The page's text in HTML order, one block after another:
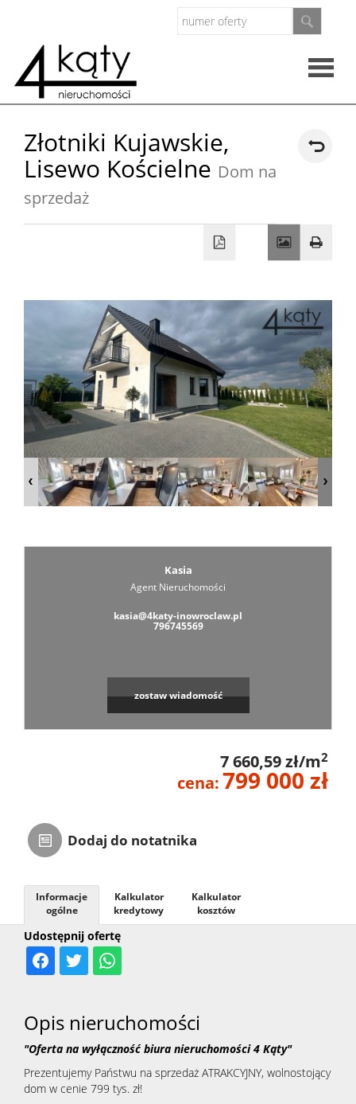
firmie
Najmem
Złotniki Kujawskie,
Lisewo Kościelne Dom na
sprzedaż
Kasia
Agent Nieruchomości
kasia@4katy-inowroclaw.pl
796745569
zostaw wiadomość
7 660,59 zł/m2
cena:799 000 zł
Dodaj do notatnika
Udostępnij ofertę
Informacje
ogólne
Kalkulator
kredytowy
Kalkulator
kosztów
Opis nieruchomości
"Oferta na wyłączność biura nieruchomości 4 Kąty"
Prezentujemy Państwu na sprzedaż ATRAKCYJNY, wolnostojący
dom w cenie 799 tys. zł!